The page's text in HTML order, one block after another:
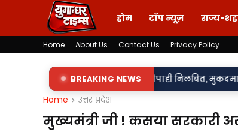
होम टॉप न्यूज़ राज्य-
Home About Us Contact Us Privacy Policy
BREAKING NEWS
के आरोप में दो सिपाही निलंबित, मुकदमा दर्ज,• 85 लाख
Home उत्तर प्रदेश
मुख्यमंत्री जी ! कसया सरकारी